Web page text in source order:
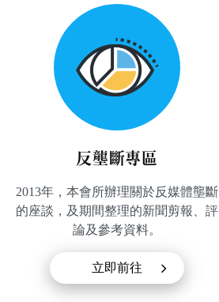
反壟斷專區
2013年，本會所辦理關於反媒體壟斷
的座談，及期間整理的新聞剪報、評
論及參考資料。
立即前往